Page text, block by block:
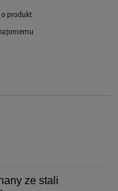
produkt
ze stali